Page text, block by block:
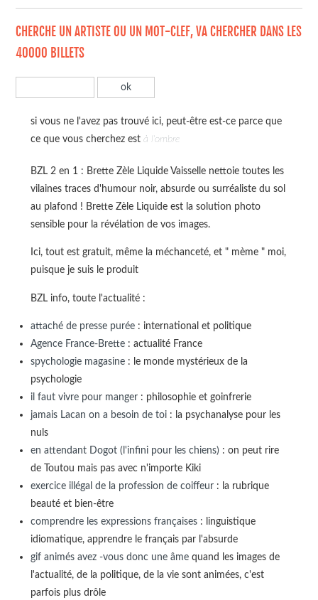
CHERCHE UN ARTISTE OU UN MOT-CLEF, VA CHERCHER DANS LES
40000 BILLETS
si vous ne l'avez pas trouvé ici, peut-être est-ce parce que
ce que vous cherchez est à l'ombre
BZL 2 en 1 : Brette Zèle Liquide Vaisselle nettoie toutes les
vilaines traces d'humour noir, absurde ou surréaliste du sol
au plafond ! Brette Zèle Liquide est la solution photo
sensible pour la révélation de vos images.
Ici, tout est gratuit, même la méchanceté, et " mème " moi,
puisque je suis le produit
BZL info, toute l'actualité :
attaché de presse purée: international et politique
Agence France-Brette: actualité France
spychologie magasine: le monde mystérieux de la
psychologie
il faut vivre pour manger: philosophie et goinfrerie
jamais Lacan on a besoin de toi: la psychanalyse pour les
nuls
en attendant Dogot (l'infini pour les chiens): on peut rire
de Toutou mais pas avec n'importe Kiki
exercice illégal de la profession de coiffeur: la rubrique
beauté et bien-être
comprendre les expressions françaises: linguistique
idiomatique, apprendre le français par l'absurde
gif animés avez -vous donc une âmequand les images de
l'actualité, de la politique, de la vie sont animées, c'est
parfois plus drôle